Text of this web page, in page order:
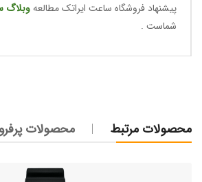
پیشنهاد فروشگاه ساعت ایراتک مطالعهوبلاگ
شماست .
محصولات مرتبط محصولات